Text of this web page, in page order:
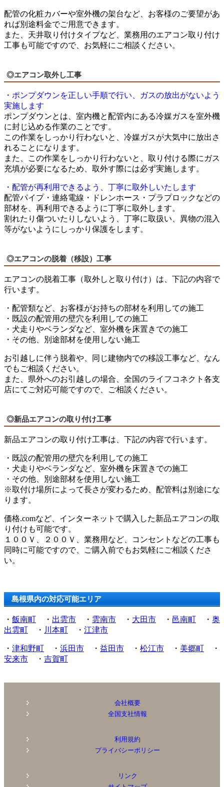
配管の化粧カバーや室外機の架台など、お客様のご要望があ
れば別途料金でご用意できます。
また、天井取り付けタイプなど、業務用のエアコン取り付け
工事も可能ですので、お気軽にご相談ください。
◎エアコン取外し工事
・ポンプダウンを正しい手順で行い、ガスの放出がないよう
実施します
ポンプダウンとは、室内機と配管内にある冷媒ガスを室外機
に封じ込める作業のことです。
この作業をしっかり行わないと、冷媒ガスが大気中に放出さ
れることになります。
また、この作業をしっかり行わないと、取り付ける際にガス
充填が必要になるため、取外す際には必ず実施します。
・配管が再利用できるよう、丁寧に取外しいたします
配管パイプ・連絡電線・ドレンホース・プラプロックなどの
部材を、再利用できるように丁寧に取外します。
割れたり傷ついたりしないよう、丁寧に取扱い、異物の混入
等がないようにしっかり保護をします。
◎エアコンの脱着（移設）工事
エアコンの脱着工事（取外しと取り付け）は、下記の内容で
行います。
・配管類など、お客様がお持ちの部材を利用しての施工
・既設の配管用の壁穴を利用しての施工
・犬走りやベランダなど、室外機を床置きでの施工
・その他、別途部材を使用しない施工
お引越しに伴う脱着や、同じ建物内での移設工事など、なん
でもご相談ください。
また、県外へのお引越しの場合、全国のライフコネクト各支
店にてご対応可能ですので、ご相談ください。
◎新品エアコンの取り付け工事
新品エアコンの取り付け工事は、下記の内容で行います。
・既設の配管用の壁穴を利用しての施工
・犬走りやベランダなど、室外機を床置きでの施工
・その他、別途部材を使用しない施工
※取付け場所によって長さが変わるため、配管料は別途にな
ります。
価格.comなど、インターネットで購入した新品エアコンの取
り付けも可能です。
１００Ｖ、２００Ｖ、業務用など、コンセントなどの工事も
同時に可能ですので、ご購入前でもお気軽にご相談くださ
い。
島根県内の対応可能エリア
・ 飯南町 ・ 出雲市 ・ 雲南市 ・ 大田市 ・ 邑南町 ・ 奥
出雲町 ・ 川本町 ・ 江津市
・ 津和野町 ・ 浜田市 ・ 益田市 ・ 松江市 ・ 美郷町 ・
安来市 ・ 吉賀町
会社概要
全国支社情報
利用規約
プライバシーポリシー
リンク